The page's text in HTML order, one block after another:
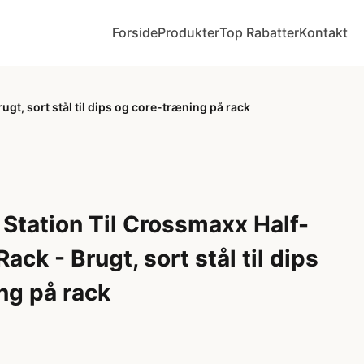
ForsideProdukterTop RabatterKontakt
sort stål til dips og core-træning på rack
Til Crossmaxx Half-
- Brugt, sort stål til dips
på rack